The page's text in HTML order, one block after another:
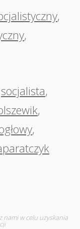
,
,
socjalista,
,
,
nami w celu uzyskania